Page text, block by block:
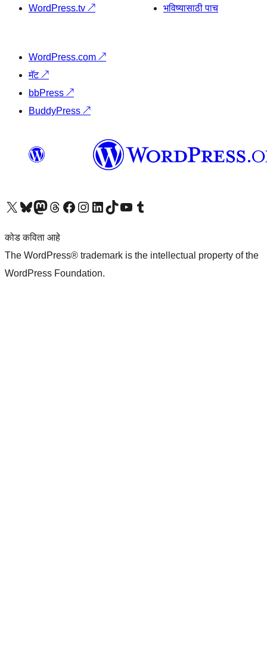
WordPress.tv ↗
भविष्यासाठी पाच
WordPress.com ↗
मॅट↗
bbPress ↗
BuddyPress ↗
आमच्या X (एक्स) (पूर्वीचे ट्विटर) खात्याला भेट द्या आमच्या ब्लूस्की खात्याला भेट द्या.आमच्या Mastodon खात्याला भेट द्या.आमच्या थ्रेड्स खात्याला भेट द्या. आमच्या फेसबुक पेजला भेट द्या आमच्या इंस्टाग्राम खात्याला भेट द्या आमच्या लिंक्डइन खात्याला भेट द्या आमच्या टिकटॉक अकाउंटला भेट द्या.आमच्या यूट्यूब चॅनेलला भेट द्या आमच्या टंबलर खात्याला भेट द्या.
कोड कविता आहे
The WordPress® trademark is the intellectual property of the
WordPress Foundation.